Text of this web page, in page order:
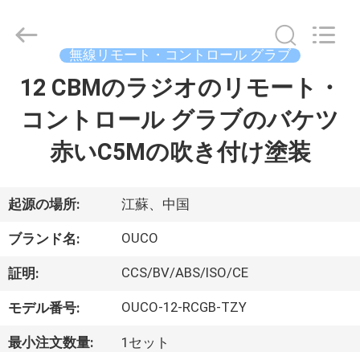
家
品
ビ
デ
オ
2020
INTERNATIONAL
無線リモート・コントロール グラブ
12 CBMのラジオのリモート・
コントロール グラブのバケツ
赤いC5Mの吹き付け塗装
起源の場所: 江蘇、中国
ブランド名: OUCO
証明: CCS/BV/ABS/ISO/CE
モデル番号: OUCO-12-RCGB-TZY
最小注文数量: 1セット